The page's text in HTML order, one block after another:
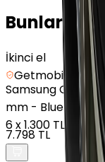
Bunları da
İkinci el
Getmobil
SamsungGalaxy
mm - Bluetooth
6x1.300 TL
7.798 TL